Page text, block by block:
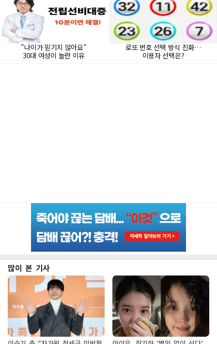
많이 본 기사